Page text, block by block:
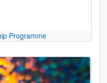
Programme